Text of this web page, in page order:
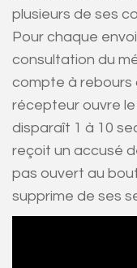
plusieurs de ses
Pour chaque
consultation du
compte à rebours
récepteur ouvre le
disparaît 1 à 10
reçoit un accusé
pas ouvert au
supprime de ses